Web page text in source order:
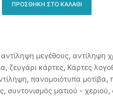
ΠΡΟΣΘΉΚΗ ΣΤΟ ΚΑΛΆΘΙ
αντίληψη μεγέθους, αντίληψη
, ζευγάρι κάρτες, Κάρτες
, πανομοιότυπα μοτίβα,
, συντονισμός ματιού - χεριού,